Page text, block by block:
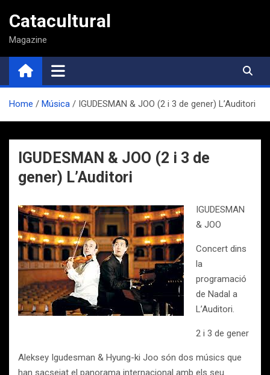
contenido
Catacultural
Magazine
Home Música IGUDESMAN & JOO (2 i 3 de gener) L’Auditori
IGUDESMAN & JOO (2 i 3 de
gener) L’Auditori
IGUDESMAN
& JOO
Concert dins
la
programació
de Nadal a
L’Auditori.
2 i 3 de gener
Aleksey Igudesman & Hyung-ki Joo són dos músics que
han sacsejat el panorama internacional amb els seu